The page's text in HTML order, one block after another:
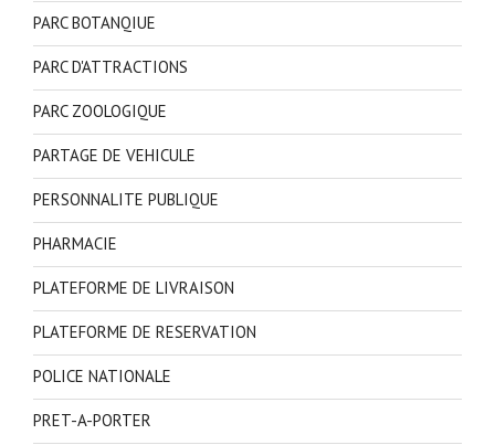
PARC BOTANQIUE
PARC D'ATTRACTIONS
PARC ZOOLOGIQUE
PARTAGE DE VEHICULE
PERSONNALITE PUBLIQUE
PHARMACIE
PLATEFORME DE LIVRAISON
PLATEFORME DE RESERVATION
POLICE NATIONALE
PRET-A-PORTER